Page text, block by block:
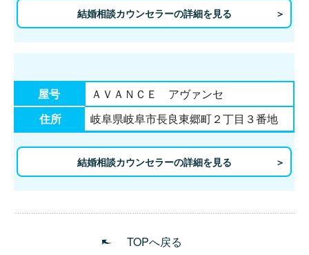
結婚相談カウンセラーの詳細を見る
屋号
ＡＶＡＮＣＥ アヴァンセ
住所
岐阜県岐阜市長良東郷町２丁目３番地
結婚相談カウンセラーの詳細を見る
TOPへ戻る